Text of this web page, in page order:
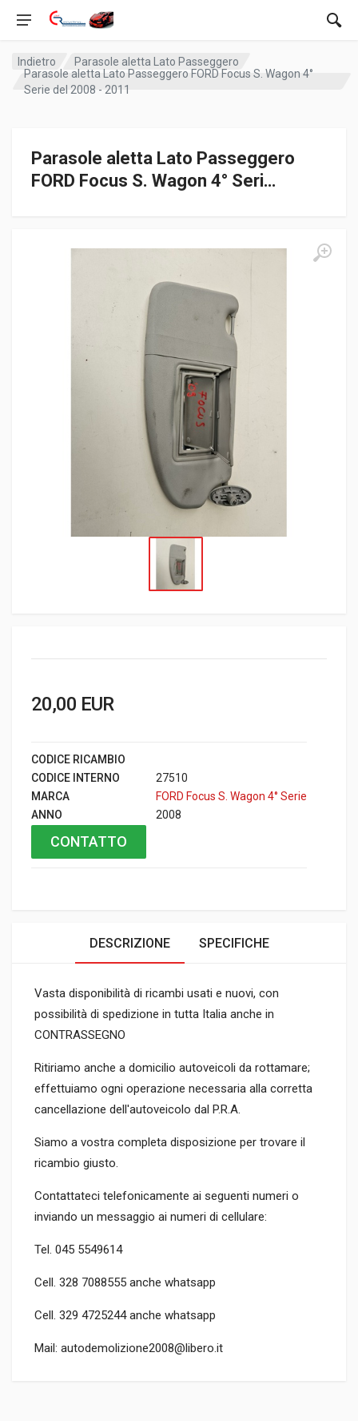
Indietro
Parasole aletta Lato Passeggero
Parasole aletta Lato Passeggero FORD Focus S. Wagon 4°
Serie del 2008 - 2011
Parasole aletta Lato Passeggero
FORD Focus S. Wagon 4° Seri…
20,00 EUR
CODICE RICAMBIO
CODICE INTERNO
27510
MARCA
FORD Focus S. Wagon 4° Serie
ANNO
2008
CONTATTO
DESCRIZIONE SPECIFICHE
Vasta disponibilità di ricambi usati e nuovi, con
possibilità di spedizione in tutta Italia anche in
CONTRASSEGNO
Ritiriamo anche a domicilio autoveicoli da rottamare;
effettuiamo ogni operazione necessaria alla corretta
cancellazione dell'autoveicolo dal P.R.A.
Siamo a vostra completa disposizione per trovare il
ricambio giusto.
Contattateci telefonicamente ai seguenti numeri o
inviando un messaggio ai numeri di cellulare:
Tel. 045 5549614
Cell. 328 7088555 anche whatsapp
Cell. 329 4725244 anche whatsapp
Mail: autodemolizione2008@libero.it